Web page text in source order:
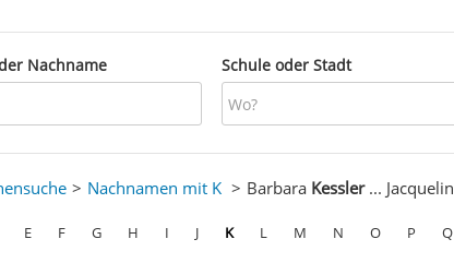
Nachname Schule oder Stadt
Nachnamen mit K Barbara Kessler...
E F G H I J K L M N O P Q